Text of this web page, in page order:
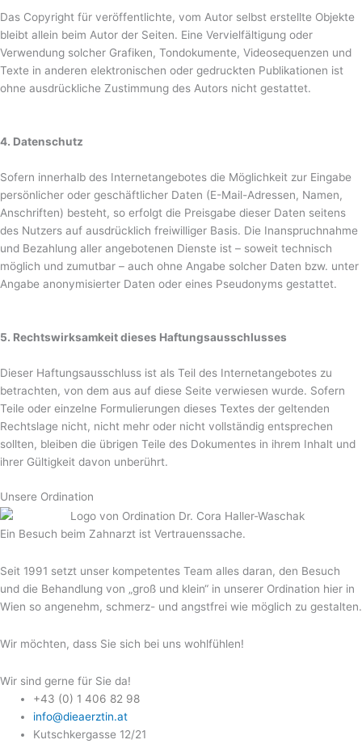
Das Copyright für veröffentlichte, vom Autor selbst erstellte Objekte
bleibt allein beim Autor der Seiten. Eine Vervielfältigung oder
Verwendung solcher Grafiken, Tondokumente, Videosequenzen und
Texte in anderen elektronischen oder gedruckten Publikationen ist
ohne ausdrückliche Zustimmung des Autors nicht gestattet.
4. Datenschutz
Sofern innerhalb des Internetangebotes die Möglichkeit zur Eingabe
persönlicher oder geschäftlicher Daten (E-Mail-Adressen, Namen,
Anschriften) besteht, so erfolgt die Preisgabe dieser Daten seitens
des Nutzers auf ausdrücklich freiwilliger Basis. Die Inanspruchnahme
und Bezahlung aller angebotenen Dienste ist – soweit technisch
möglich und zumutbar – auch ohne Angabe solcher Daten bzw. unter
Angabe anonymisierter Daten oder eines Pseudonyms gestattet.
5. Rechtswirksamkeit dieses Haftungsausschlusses
Dieser Haftungsausschluss ist als Teil des Internetangebotes zu
betrachten, von dem aus auf diese Seite verwiesen wurde. Sofern
Teile oder einzelne Formulierungen dieses Textes der geltenden
Rechtslage nicht, nicht mehr oder nicht vollständig entsprechen
sollten, bleiben die übrigen Teile des Dokumentes in ihrem Inhalt und
ihrer Gültigkeit davon unberührt.
Unsere Ordination
Ein Besuch beim Zahnarzt ist Vertrauenssache.
Seit 1991 setzt unser kompetentes Team alles daran, den Besuch
und die Behandlung von „groß und klein“ in unserer Ordination hier in
Wien so angenehm, schmerz- und angstfrei wie möglich zu gestalten.
Wir möchten, dass Sie sich bei uns wohlfühlen!
Wir sind gerne für Sie da!
+43 (0) 1 406 82 98
info@dieaerztin.at
Kutschkergasse 12/21